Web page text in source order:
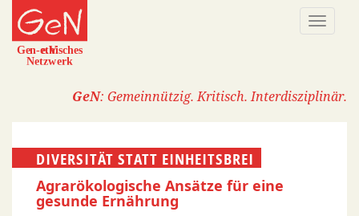
Direkt
zum
Inhalt
GeN: Gemeinnützig. Kritisch. Interdisziplinär.
DIVERSITÄT STATT EINHEITSBREI
Agrarökologische Ansätze für eine
gesunde Ernährung